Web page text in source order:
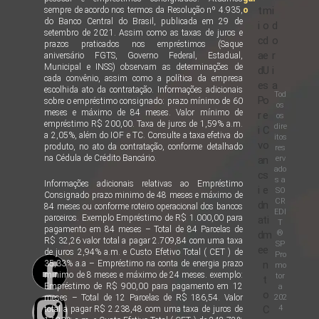
sempre de acordo nos termos da Resolução nº 4.935,
do Banco Central do Brasil, publicada em 29 de
setembro de 2021. Assim como as taxas de juros e
prazos praticados nos empréstimos (Saque
aniversário FGTS, Governo Federal, Estadual,
Municipal e INSS) observam as determinações de
cada convênio, assim como a política da empresa
escolhida ato da contratação. Informações adicionais
sobre o empréstimo consignado: prazo mínimo de 60
meses e máximo de 84 meses. Valor mínimo de
empréstimo R$ 200,00. Taxa de juros de 1,59% a.m.
a 2,05%, além do IOF e TC. Consulte a taxa efetiva do
produto, no ato da contratação, conforme detalhado
na Cédula de Crédito Bancário.
Informações adicionais relativas ao Empréstimo
Consignado prazo minimo de 48 meses e máximo de
84 meses ou conforme roteiro operacional dos bancos
parceiros. Exemplo Empréstimo de R$ 1.000,00 para
pagamento em 84 meses – Total de 84 Parcelas de
R$ 32,26 valor total a pagar 2.709,84 com uma taxa
de juros 2,94% a.m. e Custo Efetivo Total ( CET ) de
35,33% a.a – Empréstimo na conta de energia prazo
minimo de 8 meses e máximo de 24 meses. exemplo:
Empréstimo de R$ 900,00 para pagamento em 12
meses – Total de 12 Parcelas de R$ 186,54. Valor
total a pagar R$ 2.238,48 com uma taxa de juros de
o
i
c
a
d
e
P
r
m
o
d
e
U
s
o
e
i
d
o
r
i
a
Tod
os
os
dire
itos
res
erv
ado
s a
SO
CR
EDI
T
®
SP
Pro
mo
tor
a
202
4